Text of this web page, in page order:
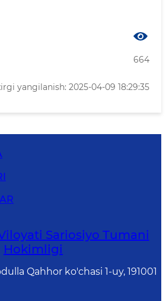
664
yangilanish: 2025-04-09 18:29:35
Sariosiyo Tumani
Hokimligi
Qahhor ko'chasi 1-uy, 191001